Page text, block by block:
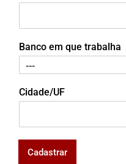
Banco em que trabalha
Cidade/UF
Cadastrar